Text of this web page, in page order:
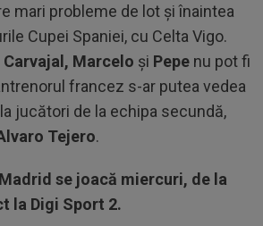
mari probleme de lot şi înaintea
Cupei Spaniei, cu Celta Vigo.
Marcelo şi Pepe nu pot fi
francez s-ar putea vedea
jucători de la echipa secundă,
Tejero.
se joacă miercuri, de la
la Digi Sport 2.